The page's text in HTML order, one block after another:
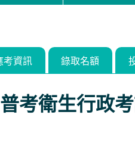
考資訊 錄取名額
考衛生行政